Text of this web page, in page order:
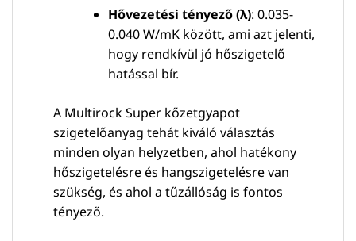
Hővezetési tényező (λ): 0.035-
0.040 W/mK között, ami azt jelenti,
hogy rendkívül jó hőszigetelő
hatással bír.
A Multirock Super kőzetgyapot
szigetelőanyag tehát kiváló választás
minden olyan helyzetben, ahol hatékony
hőszigetelésre és hangszigetelésre van
szükség, és ahol a tűzállóság is fontos
tényező.